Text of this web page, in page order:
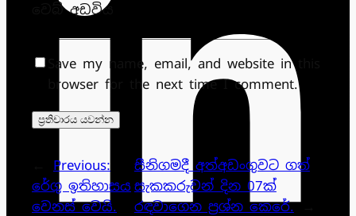
වෙබ් අඩවිය
Save my name, email, and website in this
browser for the next time I comment.
Previous:
රේගු ඉතිහාසය
වෙනස් වෙයි.
සීනිගමදී අත්අඩංගුවට ගත්
සැකකරුවන් දින 07ක්
රඳවාගෙන ප්‍රශ්න කෙරේ.